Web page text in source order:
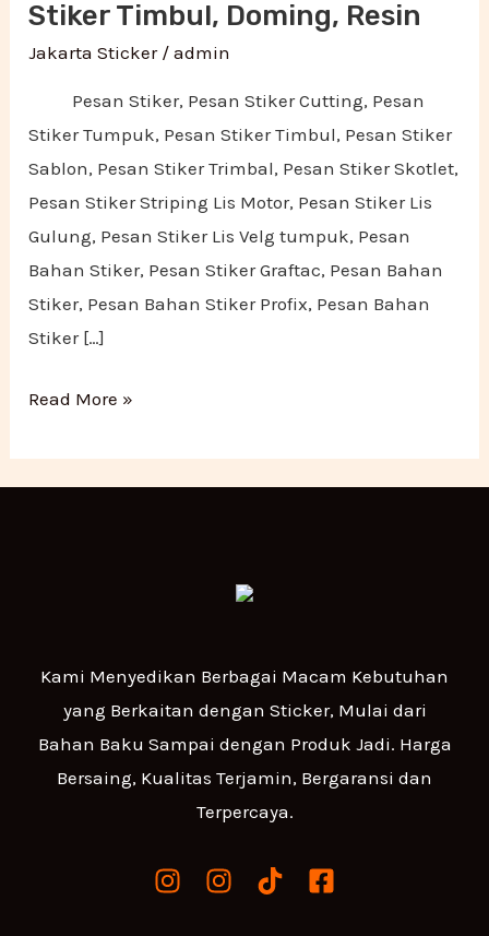
Stiker Timbul, Doming, Resin
Jakarta Sticker/admin
Pesan Stiker, Pesan Stiker Cutting, Pesan
Stiker Tumpuk, Pesan Stiker Timbul, Pesan Stiker
Sablon, Pesan Stiker Trimbal, Pesan Stiker Skotlet,
Pesan Stiker Striping Lis Motor, Pesan Stiker Lis
Gulung, Pesan Stiker Lis Velg tumpuk, Pesan
Bahan Stiker, Pesan Stiker Graftac, Pesan Bahan
Stiker, Pesan Bahan Stiker Profix, Pesan Bahan
Stiker […]
Doming,
Resin
Read More »
Kami Menyedikan Berbagai Macam Kebutuhan
yang Berkaitan dengan Sticker, Mulai dari
Bahan Baku Sampai dengan Produk Jadi. Harga
Bersaing, Kualitas Terjamin, Bergaransi dan
Terpercaya.